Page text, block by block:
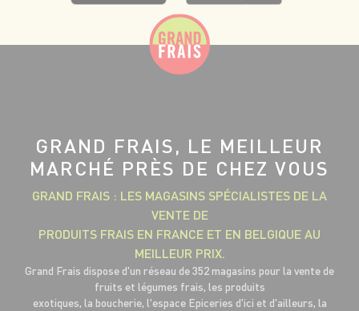
GRAND FRAIS, LE MEILLEUR
MARCHÉ PRÈS DE CHEZ VOUS
GRAND FRAIS : LES MAGASINS SPÉCIALISTES DE LA
VENTE DE
PRODUITS FRAIS EN FRANCE ET EN BELGIQUE AU
MEILLEUR PRIX.
Grand Frais dispose d'un réseau de 352 magasins pour la vente de
fruits et légumes frais, les produits
exotiques, la boucherie, l'espace Epiceries d'ici et d'ailleurs, la